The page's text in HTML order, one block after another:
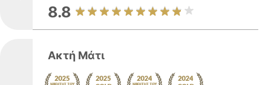
8.8
Ακτή Μάτι